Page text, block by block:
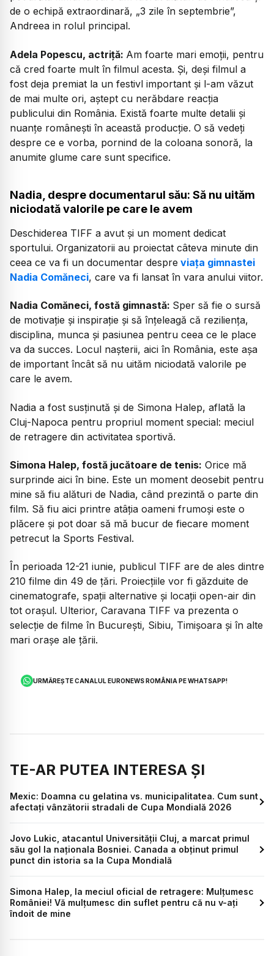
de o echipă extraordinară, „3 zile în septembrie”,
Andreea in rolul principal.
Adela Popescu, actriță: Am foarte mari emoții, pentru
că cred foarte mult în filmul acesta. Și, deși filmul a
fost deja premiat la un festivl important și l-am văzut
de mai multe ori, aștept cu nerăbdare reacția
publicului din România. Există foarte multe detalii și
nuanțe românești în această producție. O să vedeți
despre ce e vorba, pornind de la coloana sonoră, la
anumite glume care sunt specifice.
Nadia, despre documentarul său: Să nu uităm
niciodată valorile pe care le avem
Deschiderea TIFF a avut și un moment dedicat
sportului. Organizatorii au proiectat câteva minute din
ceea ce va fi un documentar despre viața gimnastei
Nadia Comăneci, care va fi lansat în vara anului viitor.
Nadia Comăneci, fostă gimnastă: Sper să fie o sursă
de motivație și inspirație și să înțeleagă că reziliența,
disciplina, munca și pasiunea pentru ceea ce le place
va da succes. Locul nașterii, aici în România, este așa
de important încât să nu uităm niciodată valorile pe
care le avem.
Nadia a fost susținută și de Simona Halep, aflată la
Cluj-Napoca pentru propriul moment special: meciul
de retragere din activitatea sportivă.
Simona Halep, fostă jucătoare de tenis: Orice mă
surprinde aici în bine. Este un moment deosebit pentru
mine să fiu alături de Nadia, când prezintă o parte din
film. Să fiu aici printre atâția oameni frumoși este o
plăcere și pot doar să mă bucur de fiecare moment
petrecut la Sports Festival.
În perioada 12-21 iunie, publicul TIFF are de ales dintre
210 filme din 49 de țări. Proiecțiile vor fi găzduite de
cinematografe, spații alternative și locații open-air din
tot orașul. Ulterior, Caravana TIFF va prezenta o
selecție de filme în București, Sibiu, Timișoara și în alte
mari orașe ale țării.
URMĂREȘTE CANALUL EURONEWS ROMÂNIA PE WHATSAPP!
TE-AR PUTEA INTERESA ȘI
Mexic: Doamna cu gelatina vs. municipalitatea. Cum sunt
afectați vânzătorii stradali de Cupa Mondială 2026
Jovo Lukic, atacantul Universității Cluj, a marcat primul
său gol la naționala Bosniei. Canada a obținut primul
punct din istoria sa la Cupa Mondială
Simona Halep, la meciul oficial de retragere: Mulțumesc
României! Vă mulțumesc din suflet pentru că nu v-ați
îndoit de mine